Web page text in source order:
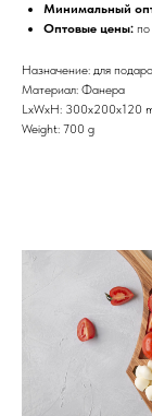
Минимальный
Оптовые цены:
Назначение: для
Материал: Фанера
LxWxH: 300x200x120
Weight: 700 g